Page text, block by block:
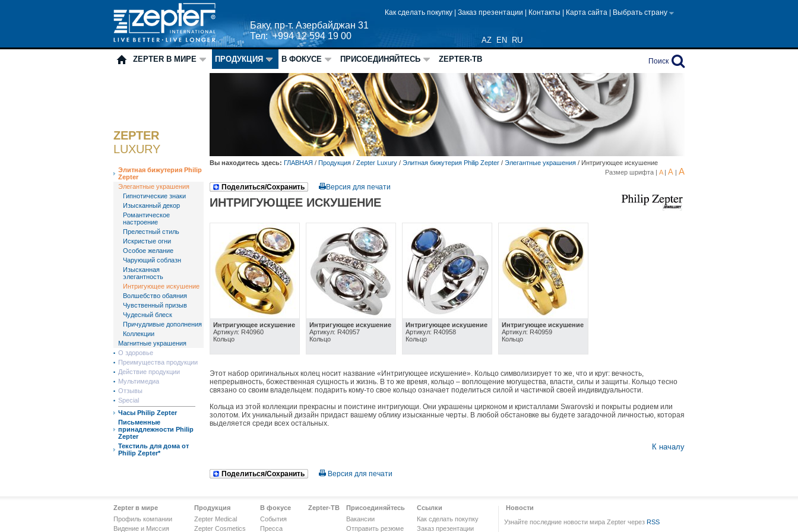
AZ EN RU
Баку, пр-т. Азербайджан 31
Тел: +994 12 594 19 00
Как сделать покупку Заказ презентации Контакты Карта сайта Выбрать страну
ZEPTER В МИРЕ ПРОДУКЦИЯ В ФОКУСЕ ПРИСОЕДИНЯЙТЕСЬ ZEPTER-ТВ Поиск
ZEPTER
LUXURY
Элитная бижутерия Philip
Zepter
Элегантные украшения
Гипнотические знаки
Изысканный декор
Романтическое
настроение
Прелестный стиль
Искристые огни
Особое желание
Чарующий соблазн
Изысканная
элегантность
Интригующее искушение
Волшебство обаяния
Чувственный призыв
Чудесный блеск
Причудливые дополнения
Коллекции
Магнитные украшения
О здоровье
Преимущества продукции
Действие продукции
Мультимедиа
Отзывы
Special
Часы Philip Zepter
Письменные
принадлежности Philip
Zepter
Текстиль для дома от
Philip Zepter*
Вы находитесь здесь: ГЛАВНАЯ / Продукция / Zepter Luxury / Элитная бижутерия Philip Zepter / Элегантные украшения / Интригующее искушение
Размер шрифта | A | A | A
Поделиться/Сохранить Версия для печати
ИНТРИГУЮЩЕЕ ИСКУШЕНИЕ
Интригующее искушение
Артикул: R40960
Кольцо
Интригующее искушение
Артикул: R40957
Кольцо
Интригующее искушение
Артикул: R40958
Кольцо
Интригующее искушение
Артикул: R40959
Кольцо
Этот набор оригинальных колец носит название «Интригующее искушение». Кольцо символизирует то же, что и круг: вечность,
непрерывность, божественная сущность и жизнь. В то же время, кольцо – воплощение могущества, власти, силы и защиты. Кольцо тесно
связано со своим владельцем: подарить кому-то свое кольцо означает поделиться силой и частичкой своей индивидуальности.
Кольца из этой коллекции прекрасны и поистине интригующи. Они украшены цирконом и кристаллами Swarovski и покрыты родием или
золотом. Их уникальный дизайн придаст вашему облику изысканные черты. В любой обстановке вы будете загадочной личностью, которая
выделяется среди всех остальных.
К началу
Поделиться/Сохранить Версия для печати
Zepter в мире
Профиль компании
Видение и Миссия
Продукция
Zepter Medical
Zepter Cosmetics
В фокусе
События
Пресса
Zepter-ТВ
Присоединяйтесь
Вакансии
Отправить резюме
Ссылки
Как сделать покупку
Заказ презентации
Новости
Узнайте последние новости мира Zepter через RSS